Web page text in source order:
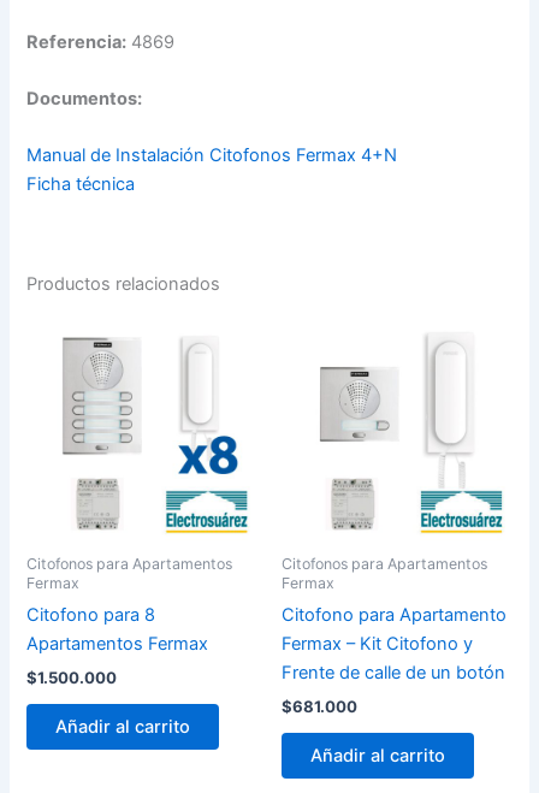
Referencia: 4869
Documentos:
Manual de Instalación Citofonos Fermax 4+N
Ficha técnica
Productos relacionados
Citofonos para Apartamentos
Fermax
Citofono para 8
Apartamentos Fermax
$1.500.000
Añadir al carrito
Citofonos para Apartamentos
Fermax
Citofono para Apartamento
Fermax – Kit Citofono y
Frente de calle de un botón
$681.000
Añadir al carrito